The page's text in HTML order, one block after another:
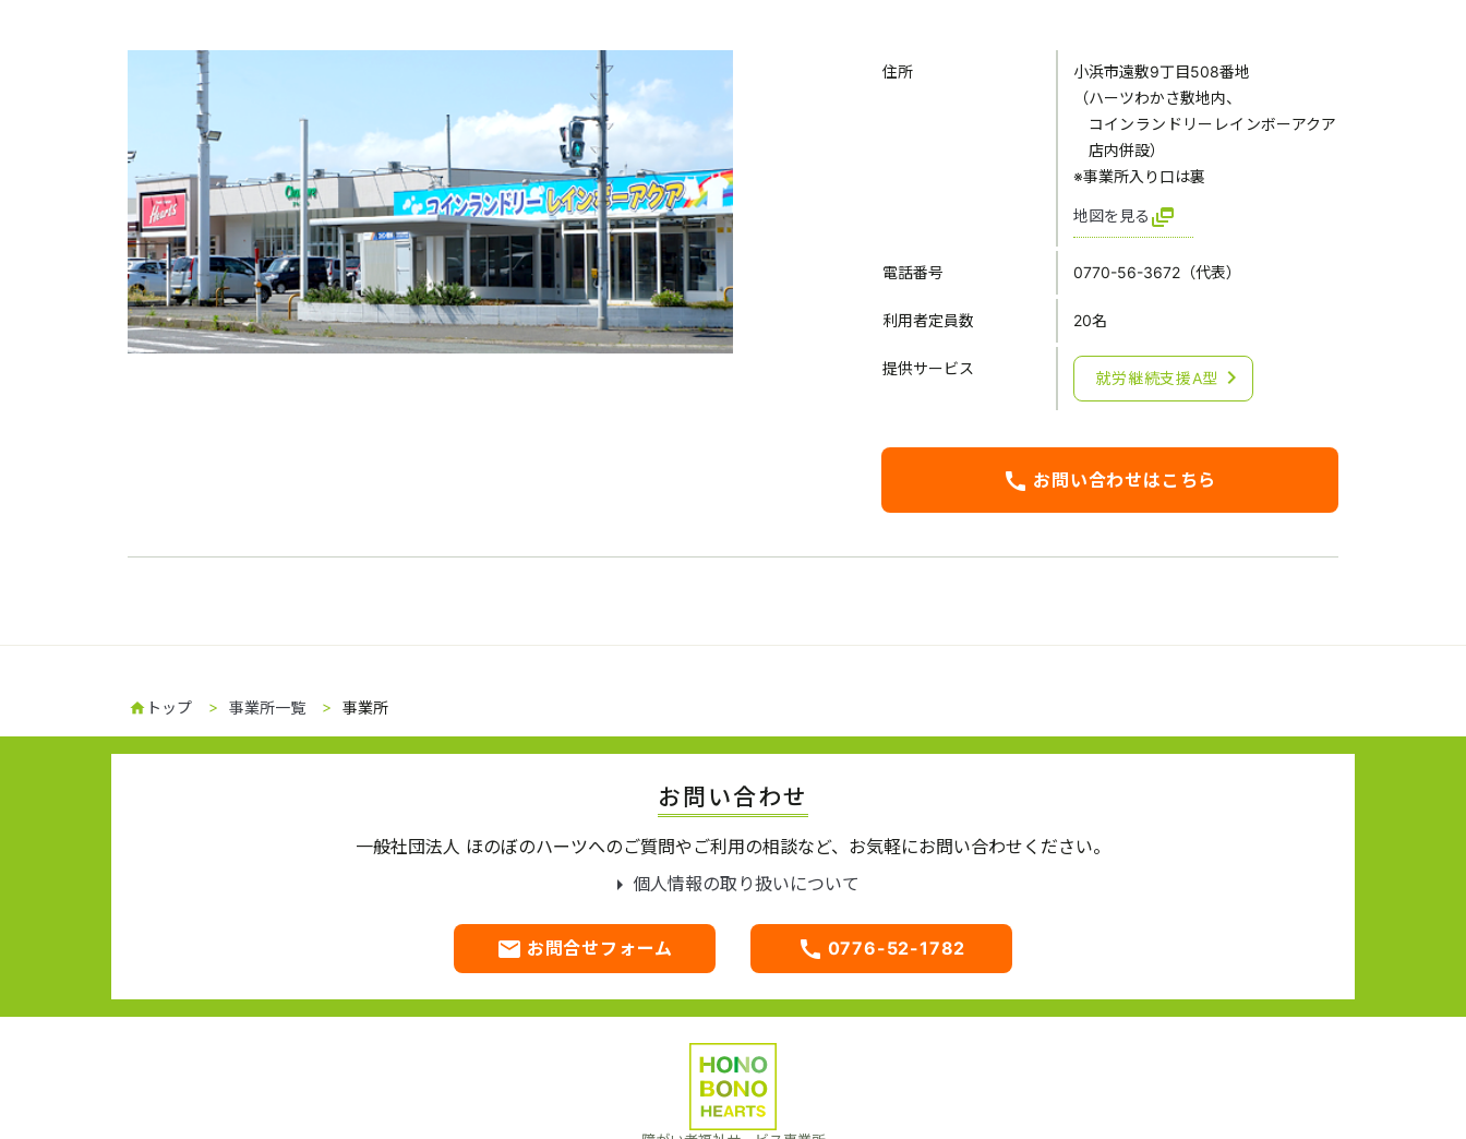
住所
小浜市遠敷9丁目508番地
（ハーツわかさ敷地内、
コインランドリーレインボーアクア
店内併設）
※事業所入り口は裏
地図を見る dynamic_feed
電話番号 0770-56-3672（代表）
利用者定員数 20名
提供サービス
就労継続支援A型 chevron_right
call お問い合わせはこちら
home トップ 事業所一覧 事業所
お問い合わせ
一般社団法人 ほのぼのハーツへのご質問やご利用の相談など、お気軽にお問い合わせください。
arrow_right 個人情報の取り扱いについて
email お問合せフォーム call 0776-52-1782